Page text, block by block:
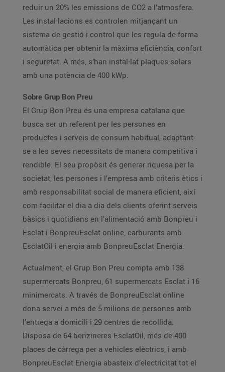
reduir un 20% les emissions de CO2 a l’atmosfera.
Les instal·lacions es controlen mitjançant un
sistema de gestió i control que les regula de forma
automàtica per obtenir la màxima eficiència, confort
i seguretat. A més, s’han instal·lat plaques solars
amb una potència de 400 kWp.
Sobre Grup Bon Preu
El Grup Bon Preu és una empresa catalana que
busca ser un referent per les persones en
productes i serveis de consum habitual, adaptant-
se a les seves necessitats de manera competitiva i
rendible. El seu propòsit és generar riquesa per la
societat, les persones i l’empresa amb criteris ètics i
amb responsabilitat social de manera eficient, així
com facilitar el dia a dia dels clients oferint serveis
bàsics i quotidians en l’alimentació amb Bonpreu i
Esclat i BonpreuEsclat online, carburants amb
EsclatOil i energia amb BonpreuEsclat Energia.
Actualment, el Grup Bon Preu compta amb 138
supermercats Bonpreu, 61 supermercats Esclat i 16
minimercats. A través de BonpreuEsclat online
dona servei a més de 5 milions de persones amb
l’entrega a domicili i 29 centres de recollida.
Disposa de 64 benzineres EsclatOil, més de 400
places de càrrega per a vehicles elèctrics, i amb
BonpreuEsclat Energia abasteix d’electricitat tot el